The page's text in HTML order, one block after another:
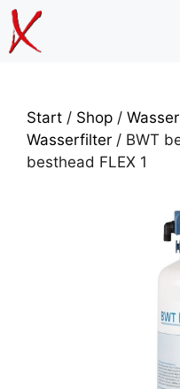
Zum
Inhalt
springen
Start / Shop /
Wasserfilter / BWT
besthead FLEX 1